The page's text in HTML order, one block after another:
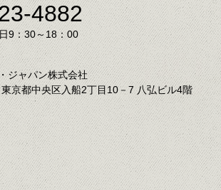
4882
9：30～18：00
ジャパン株式会社
京都中央区入船2丁目10－7 八弘ビル4階